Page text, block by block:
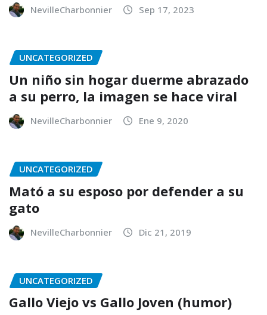
NevilleCharbonnier Sep 17, 2023
UNCATEGORIZED
Un niño sin hogar duerme abrazado
a su perro, la imagen se hace viral
NevilleCharbonnier Ene 9, 2020
UNCATEGORIZED
Mató a su esposo por defender a su
gato
NevilleCharbonnier Dic 21, 2019
UNCATEGORIZED
Gallo Viejo vs Gallo Joven (humor)